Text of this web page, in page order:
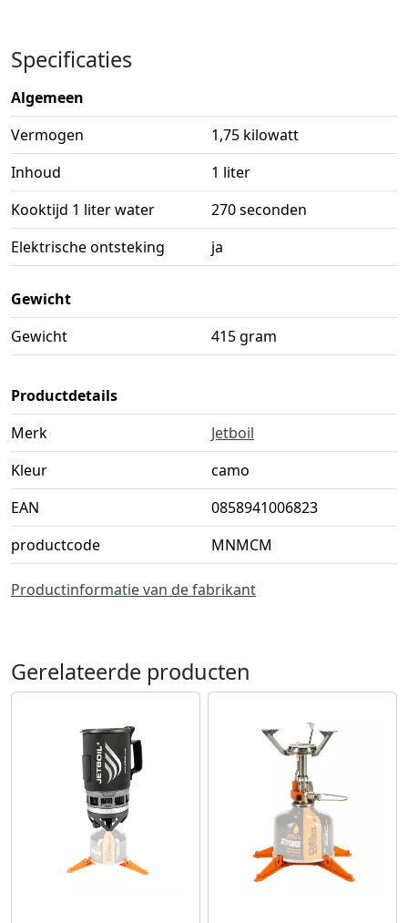
Specificaties
Algemeen
Vermogen
1,75 kilowatt
Inhoud
1 liter
Kooktijd 1 liter water
270 seconden
Elektrische ontsteking
ja
Gewicht
Gewicht
415 gram
Productdetails
Merk
Jetboil
Kleur
camo
EAN
0858941006823
productcode
MNMCM
Productinformatie van de fabrikant
Gerelateerde producten